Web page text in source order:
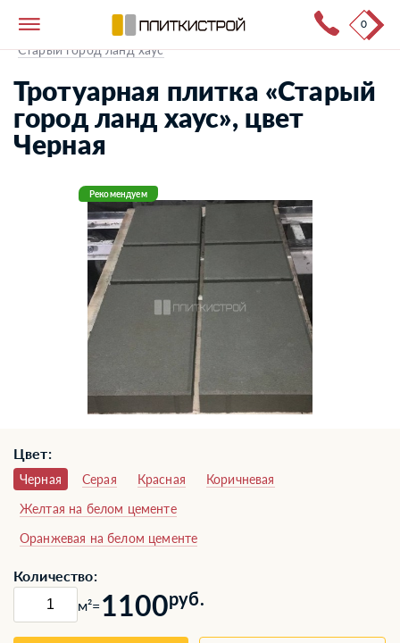
0
Тротуарная плитка → Каталог продукции
Старый город ланд хаус
Тротуарная плитка «Старый
город ланд хаус», цвет
Черная
Рекомендуем
Цвет:
Черная Серая Красная
Коричневая
Желтая на белом цементе
Оранжевая на белом цементе
Количество:
м²= 1100руб.